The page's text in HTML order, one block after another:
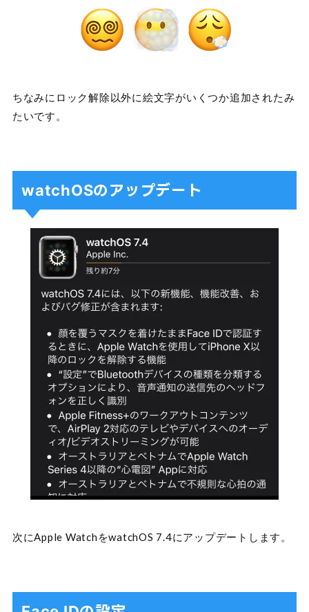
ちなみにロック解除以外に絵文字がいくつか追加されたみ
たいです。
watchOSのアップデート
次にApple WatchをwatchOS 7.4にアップデートします。